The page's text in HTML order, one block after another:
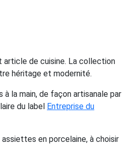
article de cuisine. La collection
héritage et modernité.
la main, de façon artisanale par
du label Entreprise du
en porcelaine, à choisir